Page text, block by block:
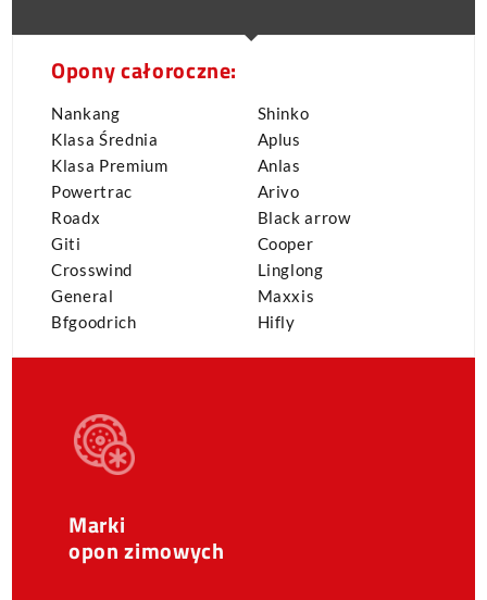
Opony całoroczne:
Nankang
Klasa Średnia
Klasa Premium
Powertrac
Roadx
Giti
Crosswind
General
Bfgoodrich
Shinko
Aplus
Anlas
Arivo
Black arrow
Cooper
Linglong
Maxxis
Hifly
Marki
opon zimowych